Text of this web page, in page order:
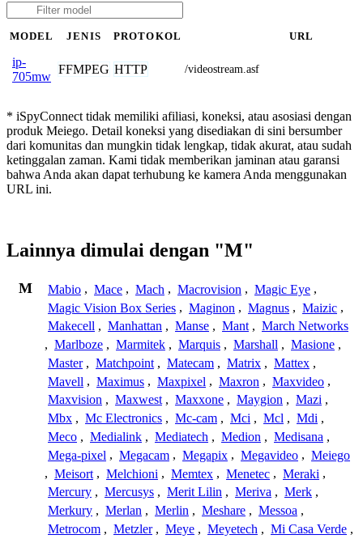
MODEL JENIS PROTOKOL URL
ip-
705mw
FFMPEG HTTP /videostream.asf
* iSpyConnect tidak memiliki afiliasi, koneksi, atau asosiasi dengan
produk Meiego. Detail koneksi yang disediakan di sini bersumber
dari komunitas dan mungkin tidak lengkap, tidak akurat, atau sudah
ketinggalan zaman. Kami tidak memberikan jaminan atau garansi
bahwa Anda akan dapat terhubung ke kamera Anda menggunakan
URL ini.
Lainnya dimulai dengan "M"
M Mabio , Mace , Mach , Macrovision , Magic Eye ,
Magic Vision Box Series , Maginon , Magnus , Maizic ,
Makecell , Manhattan , Manse , Mant , March Networks
, Marlboze , Marmitek , Marquis , Marshall , Masione ,
Master , Matchpoint , Matecam , Matrix , Mattex ,
Mavell , Maximus , Maxpixel , Maxron , Maxvideo ,
Maxvision , Maxwest , Maxxone , Maygion , Mazi ,
Mbx , Mc Electronics , Mc-cam , Mci , Mcl , Mdi ,
Meco , Medialink , Mediatech , Medion , Medisana ,
Mega-pixel , Megacam , Megapix , Megavideo , Meiego
, Meisort , Melchioni , Memtex , Menetec , Meraki ,
Mercury , Mercusys , Merit Lilin , Meriva , Merk ,
Merkury , Merlan , Merlin , Meshare , Messoa ,
Metrocom , Metzler , Meye , Meyetech , Mi Casa Verde ,